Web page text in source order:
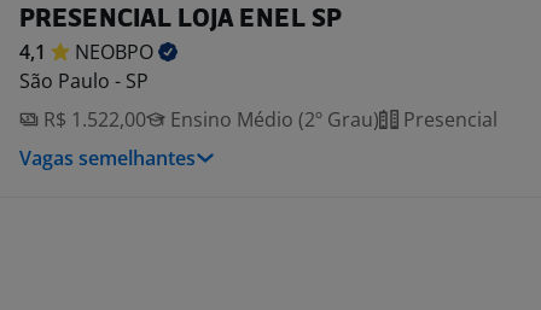
PRESENCIAL LOJA ENEL SP
4,1
NEOBPO
São Paulo - SP
R$ 1.522,00
Ensino Médio (2º Grau)
Presencial
Vagas semelhantes